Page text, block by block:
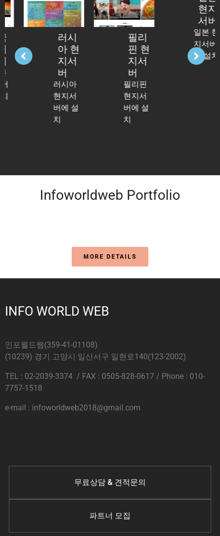
러시
아 현
지서
러시아
현지서
버에 설
필리
핀 현
지서
필리핀
현지서
버에 설
일본
현지
서버
Infoworldweb Portfolio
MORE DETAILS
INFO WORLD WEB
인포월드웹(359-41-01108)
(10239) 경기 고양시 일산서구 일현로140(123-2002)
TEL : 02-2039-3374 / FAX : 0505-828-0617 / Phone : 010-
7757-1518
e-mail : infoworldweb2018@gmail.com
무료상담 & 견적문의
파트너 모집